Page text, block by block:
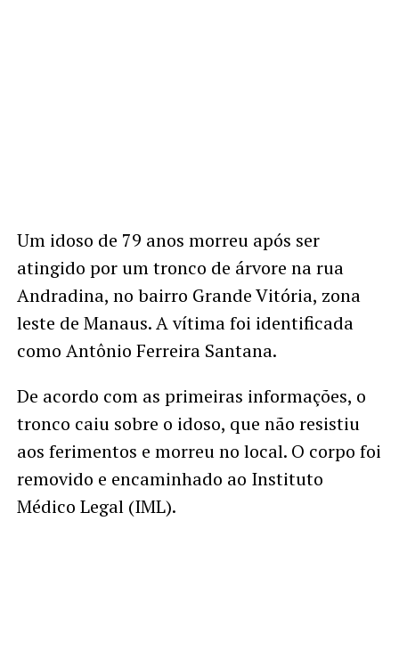
Um idoso de 79 anos morreu após ser
atingido por um tronco de árvore na rua
Andradina, no bairro Grande Vitória, zona
leste de Manaus. A vítima foi identificada
como Antônio Ferreira Santana.
De acordo com as primeiras informações, o
tronco caiu sobre o idoso, que não resistiu
aos ferimentos e morreu no local. O corpo foi
removido e encaminhado ao Instituto
Médico Legal (IML).